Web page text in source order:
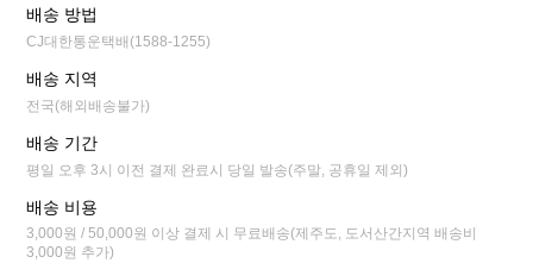
배송 방법
CJ대한통운택배(1588-1255)
배송 지역
전국(해외배송불가)
배송 기간
평일 오후 3시 이전 결제 완료시 당일 발송(주말, 공휴일 제외)
배송 비용
3,000원 / 50,000원 이상 결제 시 무료배송(제주도, 도서산간지역 배송비
3,000원 추가)